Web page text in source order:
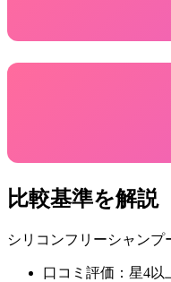
比較基準を解説
シリコンフリーシャン
口コミ評価：星4以